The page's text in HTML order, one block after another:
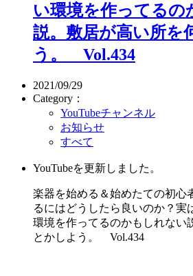
い環境を作ってるの
説。敷居が高い所を
う。 Vol.434
2021/09/29
Category：
YouTubeチャンネル
お知らせ
すべて
YouTubeを更新しました。
楽器を始める＆始めたての初心
るにはどうしたら良いのか？実
環境を作ってるのかもしれない
とかしよう。 Vol.434